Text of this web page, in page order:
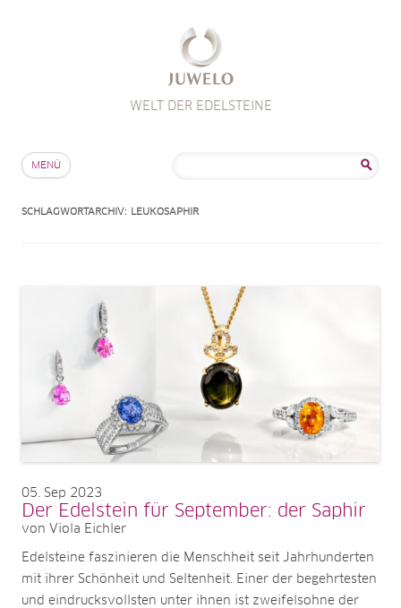
WELT DER EDELSTEINE
MENÜ
SCHLAGWORTARCHIV: LEUKOSAPHIR
05 Sep 2023
Der Edelstein für September: der Saphir
von Viola Eichler
Edelsteine faszinieren die Menschheit seit Jahrhunderten
mit ihrer Schönheit und Seltenheit. Einer der begehrtesten
und eindrucksvollsten unter ihnen ist zweifelsohne der